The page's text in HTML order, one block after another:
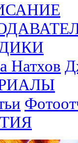
Натхов